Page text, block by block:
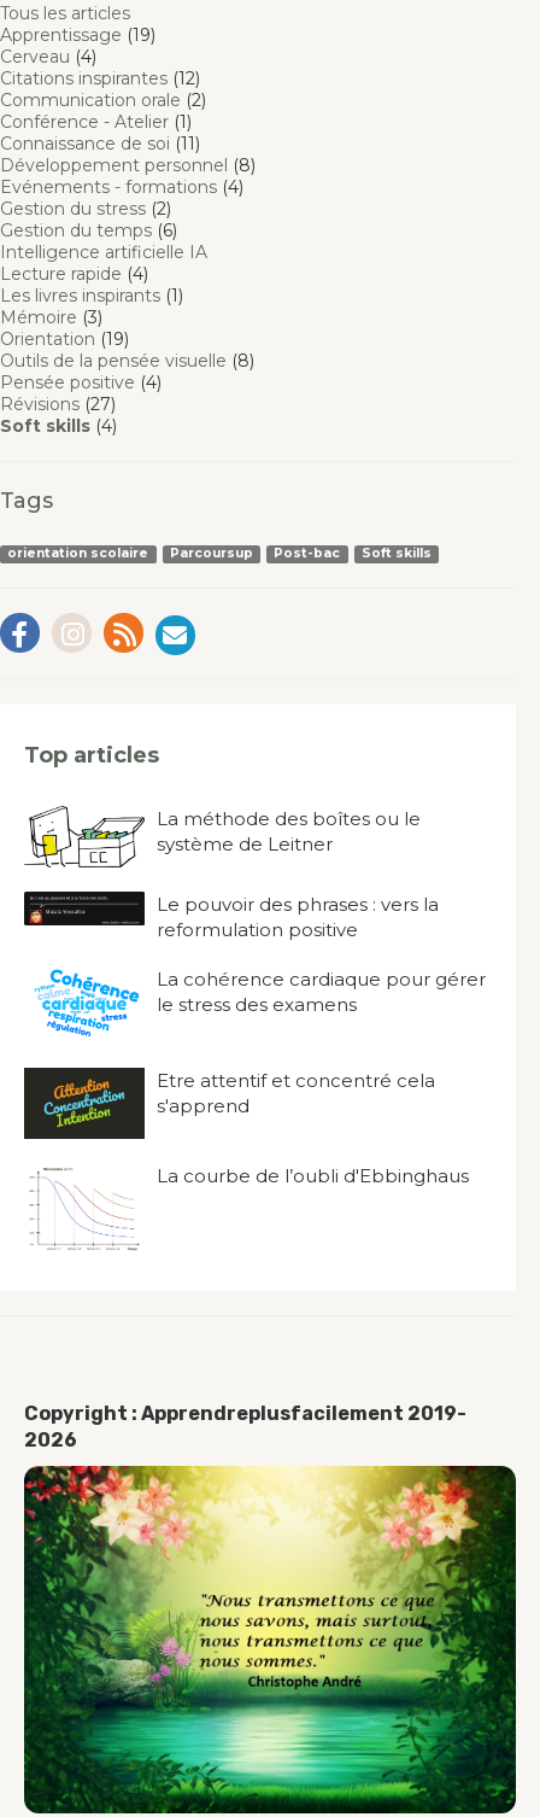
Tous les articles
Apprentissage (19)
Cerveau (4)
Citations inspirantes (12)
Communication orale (2)
Conférence - Atelier (1)
Connaissance de soi (11)
Développement personnel (8)
Evénements - formations (4)
Gestion du stress (2)
Gestion du temps (6)
Intelligence artificielle IA
Lecture rapide (4)
Les livres inspirants (1)
Mémoire (3)
Orientation (19)
Outils de la pensée visuelle (8)
Pensée positive (4)
Révisions (27)
Soft skills (4)
Tags
orientation scolaire Parcoursup Post-bac Soft skills
Top articles
La méthode des boîtes ou le
système de Leitner
Le pouvoir des phrases : vers la
reformulation positive
La cohérence cardiaque pour gérer
le stress des examens
Etre attentif et concentré cela
s'apprend
La courbe de l’oubli d'Ebbinghaus
Copyright : Apprendreplusfacilement 2019-
2026